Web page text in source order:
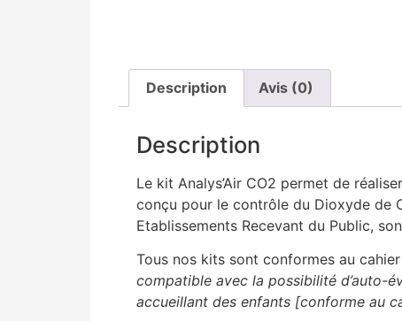
Description Avis (0)
Description
Le kit Analys’Air CO2 permet de
conçu pour le contrôle du Dioxyde de
Etablissements Recevant du Public,
Tous nos kits sont conformes au cahier
compatible avec la possibilité d’auto-
accueillant des enfants [conforme au